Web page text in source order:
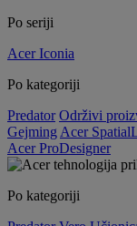
Po seriji
Acer Iconia
Po kategoriji
Predator Održivi
Gejming Acer
Acer ProDesigner
Po kategoriji